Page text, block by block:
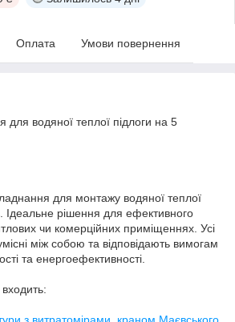
Оплата Умови повернення
для водяної теплої підлоги на 5
для монтажу водяної теплої
Ідеальне рішення для ефективного
чи комерційних приміщеннях. Усі
між собою та відповідають вимогам
та енергоефективності.
з витратомірами, краном Маєвського